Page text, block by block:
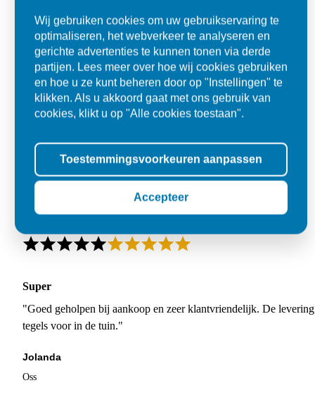
Super
"Goed geholpen bij aankoop en zeer klantvriendelijk. De
tegels voor in de tuin."
Jolanda
Oss
Wij gebruiken cookies om uw gebruikservaring te
optimaliseren, het webverkeer te analyseren en
gerichte advertenties te kunnen tonen via derde
partijen. Lees meer over hoe wij cookies gebruiken
en hoe u ze kunt beheren door op "Instellingen" te
klikken. Als u akkoord gaat met ons gebruik van
cookies, klikt u op "Alle cookies toestaan".
Toestemmingsvoorkeuren aanpassen
Accepteer